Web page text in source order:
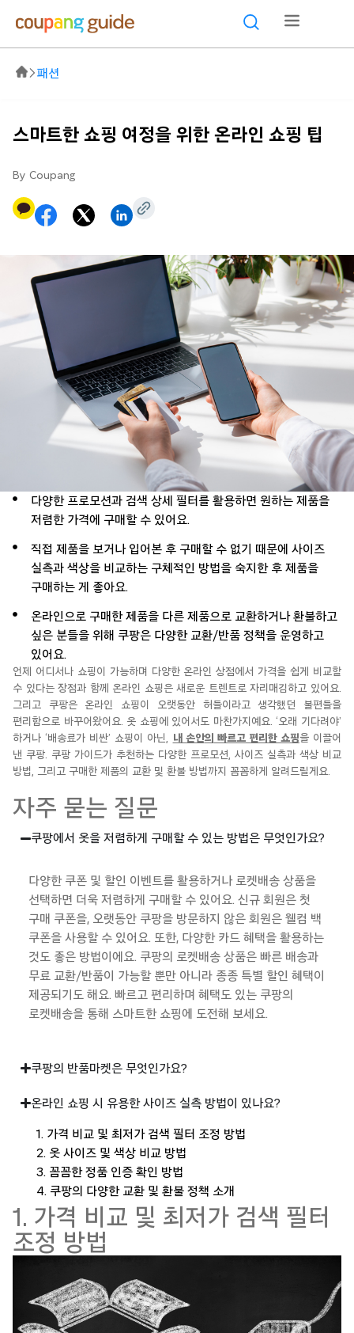
패션
스마트한 쇼핑 여정을 위한 온라인 쇼핑 팁
By Coupang
다양한 프로모션과 검색 상세 필터를 활용하면 원하는 제품을
저렴한 가격에 구매할 수 있어요.
직접 제품을 보거나 입어본 후 구매할 수 없기 때문에 사이즈
실측과 색상을 비교하는 구체적인 방법을 숙지한 후 제품을
구매하는 게 좋아요.
온라인으로 구매한 제품을 다른 제품으로 교환하거나 환불하고
싶은 분들을 위해 쿠팡은 다양한 교환/반품 정책을 운영하고
있어요.
언제 어디서 나 쇼핑이 가능하며
다양한 온라인 상점에서 가격을 쉽게 비교할
수 있다는 장점과 함께
온라인 쇼핑은 새로운 트렌트로자리매김하고 있어요.
그리고 쿠팡은온라인 쇼핑이 오랫동안 허들이라고 생각했던 불편들을
편리함으로 바꾸어왔어요. 옷 쇼핑에 있어서도 마찬가지 예 요.‘오래 기다려야’
하거나 ‘배송료가 비싼’ 쇼핑이 아닌, 내 손안의 빠르고 편리한 쇼핑을 이끌어
낸 쿠팡. 쿠팡 가이드가 추천하는 다양한 프로모션, 사이즈 실측과 색상 비교
방법, 그리고 구매한 제품의 교환 및 환불 방법까지 꼼꼼하게 알려드릴게요.
자주 묻는 질문
쿠팡에서 옷을 저렴하게 구매할 수 있는 방법은 무엇인가요?
다양한 쿠폰 및 할인 이벤트를 활용하거나 로켓배송 상품을
선택하면 더욱 저렴하게 구매할 수 있어요. 신규 회원은 첫
구매 쿠폰을, 오랫동안 쿠팡을 방문하지 않은 회원은 웰컴 백
쿠폰을 사용할 수 있어요. 또한, 다양한 카드 혜택을 활용하는
것도 좋은 방법이에요. 쿠팡의 로켓배송 상품은 빠른 배송과
무료 교환/반품이 가능할 뿐만 아니라 종종 특별 할인 혜택이
제공되기도 해요. 빠르고 편리하며 혜택도 있는 쿠팡의
로켓배송을 통해 스마트한 쇼핑에 도전해 보세요.
쿠팡의 반품마켓은 무엇인가요?
온라인 쇼핑 시 유용한 사이즈 실측 방법이 있나요?
1. 가격 비교 및 최저가 검색 필터 조정 방법
2. 옷 사이즈 및 색상 비교 방법
3. 꼼꼼한 정품 인증 확인 방법
4. 쿠팡의 다양한 교환 및 환불 정책 소개
1. 가격 비교 및 최저가 검색 필터
조정 방법